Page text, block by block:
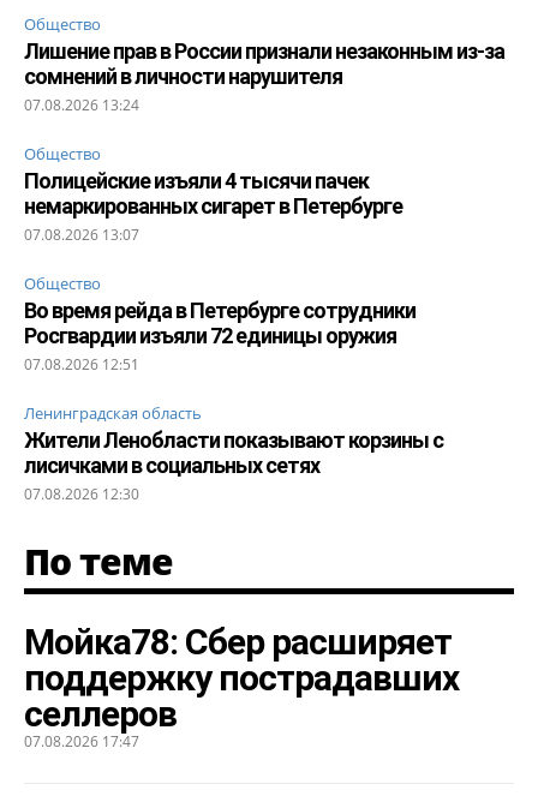
Общество
Лишение прав в России признали незаконным из-за
сомнений в личности нарушителя
07.08.2026 13:24
Общество
Полицейские изъяли 4 тысячи пачек
немаркированных сигарет в Петербурге
07.08.2026 13:07
Общество
Во время рейда в Петербурге сотрудники
Росгвардии изъяли 72 единицы оружия
07.08.2026 12:51
Ленинградская область
Жители Ленобласти показывают корзины с
лисичками в социальных сетях
07.08.2026 12:30
По теме
Мойка78: Сбер расширяет
поддержку пострадавших
селлеров
07.08.2026 17:47